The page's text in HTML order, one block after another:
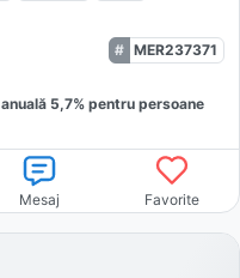
MER237371
anuală 5,7% pentru persoane
Mesaj Favorite